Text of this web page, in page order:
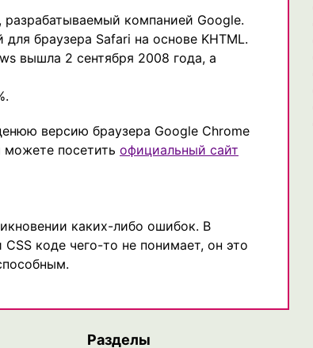
компанией Google.
браузера Safari на основе KHTML.
вышла 2 сентября 2008 года, а
версию браузера Google Chrome
посетить официальный сайт
каких-либо ошибок. В
коде чего-то не понимает, он это
Разделы